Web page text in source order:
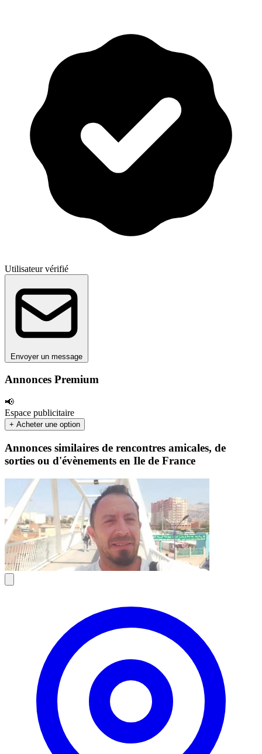
Annonces Premium
📢
Espace publicitaire
+ Acheter une option
Utilisateur vérifié
Envoyer un message
Annonces similaires de rencontres amicales, de
sorties ou d'évènements en Ile de France